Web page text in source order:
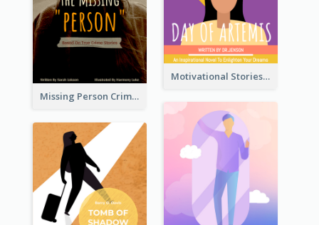
Motivational Stories Of Artemis Book Cover
Missing Person Crime Novel Book Cover